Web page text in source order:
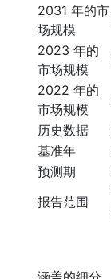
2031 年的市
场规模
2023 年的
市场规模
2022 年的
市场规模
历史数据
基准年
预测期
报告范围